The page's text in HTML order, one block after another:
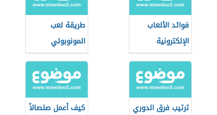
فوائد الألعاب
الإلكترونية
طريقة لعب
المونوبولي
ترتيب فرق الدوري
كيف أعمل صلصالاً